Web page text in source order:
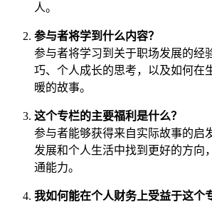
人。
参与者将学到什么内容？
参与者将学习到关于职场发展的经
巧、个人成长的思考，以及如何在
暖的故事。
这个专栏的主要福利是什么？
参与者能够获得来自实际故事的启
发展和个人生活中找到更好的方向
通能力。
我如何能在个人财务上受益于这个